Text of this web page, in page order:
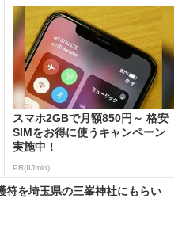
スマホ2GBで月額850円～ 格安
SIMをお得に使うキャンペーン
実施中！
PR(IIJmio)
符を埼玉県の三峯神社にもらい